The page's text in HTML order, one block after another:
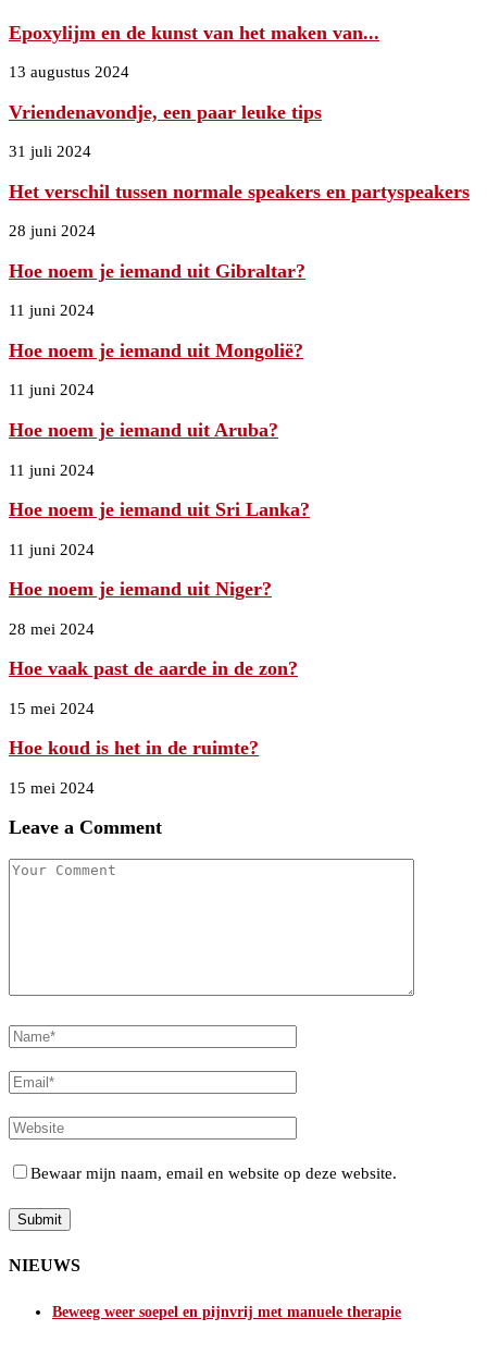
Epoxylijm en de kunst van het maken van...
13 augustus 2024
Vriendenavondje, een paar leuke tips
31 juli 2024
Het verschil tussen normale speakers en partyspeakers
28 juni 2024
Hoe noem je iemand uit Gibraltar?
11 juni 2024
Hoe noem je iemand uit Mongolië?
11 juni 2024
Hoe noem je iemand uit Aruba?
11 juni 2024
Hoe noem je iemand uit Sri Lanka?
11 juni 2024
Hoe noem je iemand uit Niger?
28 mei 2024
Hoe vaak past de aarde in de zon?
15 mei 2024
Hoe koud is het in de ruimte?
15 mei 2024
Leave a Comment
Bewaar mijn naam, email en website op deze website.
NIEUWS
Beweeg weer soepel en pijnvrij met manuele therapie